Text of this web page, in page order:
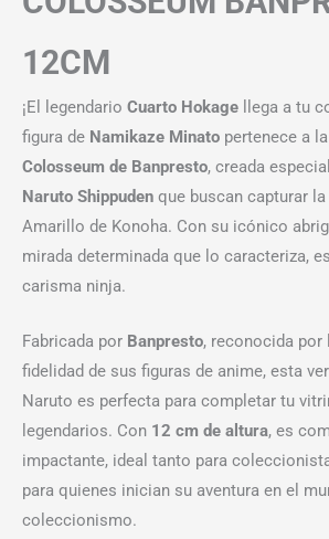
12CM
¡El legendario Cuarto Hokage llega a tu
figura de Namikaze Minato pertenece a
Colosseum de Banpresto, creada
Naruto Shippuden que buscan capturar
Amarillo de Konoha. Con su icónico
mirada determinada que lo caracteriza,
carisma ninja.
Fabricada por Banpresto, reconocida por
fidelidad de sus figuras de anime, esta
Naruto es perfecta para completar tu
legendarios. Con 12 cm de altura, es
impactante, ideal tanto para
para quienes inician su aventura en el
coleccionismo.